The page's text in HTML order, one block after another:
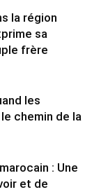
la région
sa
frère
les
chemin de la
: Une
et de